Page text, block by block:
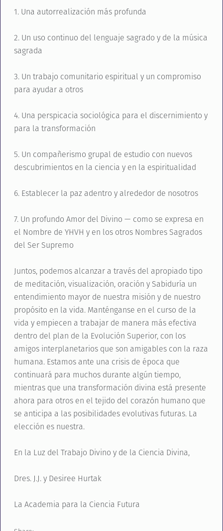
1. Una autorrealización más profunda
2. Un uso continuo del lenguaje sagrado y de la música
sagrada
3. Un trabajo comunitario espiritual y un compromiso
para ayudar a otros
4. Una perspicacia sociológica para el discernimiento y
para la transformación
5. Un compañerismo grupal de estudio con nuevos
descubrimientos en la ciencia y en la espiritualidad
6. Establecer la paz adentro y alrededor de nosotros
7. Un profundo Amor del Divino — como se expresa en
el Nombre de YHVH y en los otros Nombres Sagrados
del Ser Supremo
Juntos, podemos alcanzar a través del apropiado tipo
de meditación, visualización, oración y Sabiduría un
entendimiento mayor de nuestra misión y de nuestro
propósito en la vida. Manténganse en el curso de la
vida y empiecen a trabajar de manera más efectiva
dentro del plan de la Evolución Superior, con los
amigos interplanetarios que son amigables con la raza
humana. Estamos ante una crisis de época que
continuará para muchos durante algún tiempo,
mientras que una transformación divina está presente
ahora para otros en el tejido del corazón humano que
se anticipa a las posibilidades evolutivas futuras. La
elección es nuestra.
En la Luz del Trabajo Divino y de la Ciencia Divina,
Dres. J.J. y Desiree Hurtak
La Academia para la Ciencia Futura